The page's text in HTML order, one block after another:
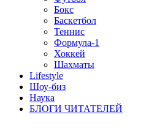
Бокс
Баскетбол
Теннис
Формула-1
Хоккей
Шахматы
Lifestyle
Шоу-биз
Наука
БЛОГИ ЧИТАТЕЛЕЙ